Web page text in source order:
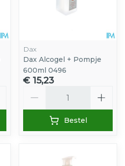
Dax
Dax Alcogel + Pompje
600ml 0496
€ 15,23
Bestel